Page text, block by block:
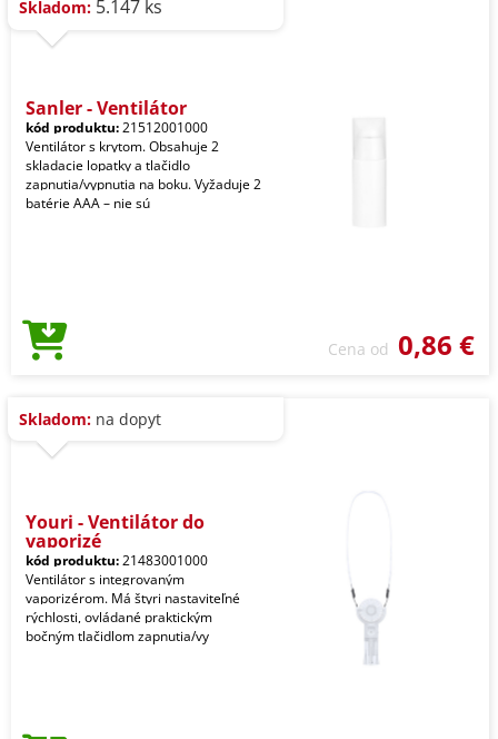
Skladom: 5.147 ks
Sanler - Ventilátor
kód produktu:21512001000
Ventilátor s krytom. Obsahuje 2
skladacie lopatky a tlačidlo
zapnutia/vypnutia na boku. Vyžaduje 2
batérie AAA – nie sú
Cena od 0,86 €
Skladom: na dopyt
Youri - Ventilátor do
vaporizé
kód produktu:21483001000
Ventilátor s integrovaným
vaporizérom. Má štyri nastaviteľné
rýchlosti, ovládané praktickým
bočným tlačidlom zapnutia/vy